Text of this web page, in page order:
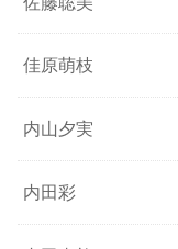
佳原萌枝
内山夕実
内田彩